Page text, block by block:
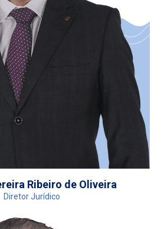
Ribeiro de Oliveira
Diretor Jurídico